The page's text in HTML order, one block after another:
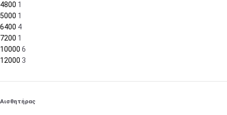
4800 1
5000 1
6400 4
7200 1
10000 6
12000 3
Αισθητήρας